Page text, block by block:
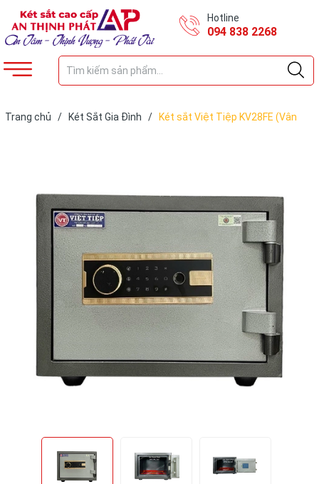
Hotline
094 838 2268
Trang chủ / Két Sắt Gia Đình /
Két sắt Việt Tiệp KV28FE (Vân